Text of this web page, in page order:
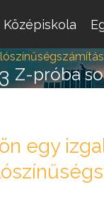
Középiskola
Z-próba
egy